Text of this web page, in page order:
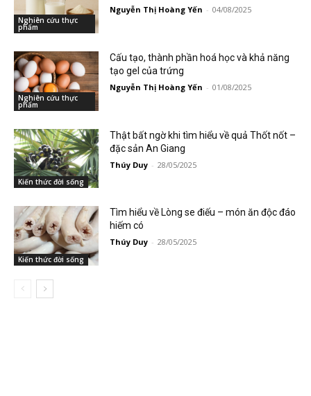
Nghiên cứu thực
phẩm
Nguyễn Thị Hoàng Yến - 04/08/2025
Nghiên cứu thực
phẩm
Cấu tạo, thành phần hoá học và khả năng
tạo gel của trứng
Nguyễn Thị Hoàng Yến - 01/08/2025
Kiến thức đời sống
Thật bất ngờ khi tìm hiểu về quả Thốt nốt –
đặc sản An Giang
Thúy Duy - 28/05/2025
Kiến thức đời sống
Tìm hiểu về Lòng se điếu – món ăn độc đáo
hiếm có
Thúy Duy - 28/05/2025